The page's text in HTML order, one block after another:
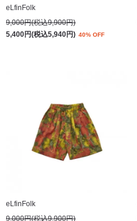
eLfinFolk
9,000円(税込9,900円)
5,400円(税込5,940円) 40% OFF
eLfinFolk
9,000円(税込9,900円)